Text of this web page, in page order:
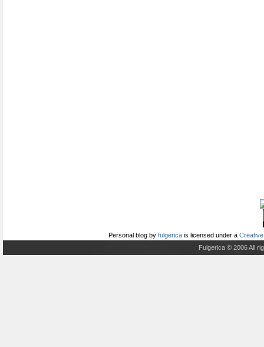
Personal blog by fulgerica is licensed under a
Fulgerica © 2006 All